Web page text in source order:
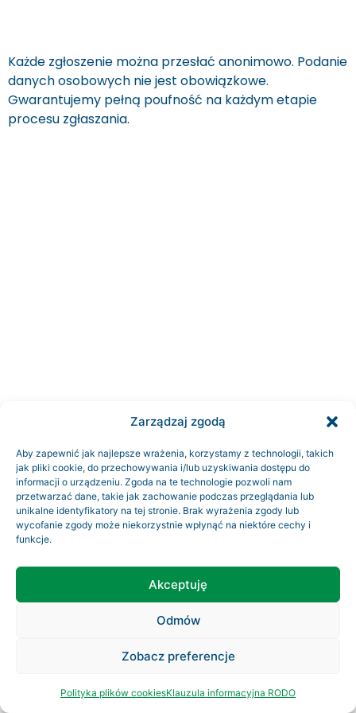
Zarządzaj zgodą
Aby zapewnić jak najlepsze wrażenia, korzystamy z technologii, takich
jak pliki cookie, do przechowywania i/lub uzyskiwania dostępu do
informacji o urządzeniu. Zgoda na te technologie pozwoli nam
przetwarzać dane, takie jak zachowanie podczas przeglądania lub
unikalne identyfikatory na tej stronie. Brak wyrażenia zgody lub
wycofanie zgody może niekorzystnie wpłynąć na niektóre cechy i
funkcje.
Akceptuję
Odmów
Zobacz preferencje
Polityka plików cookiesKlauzula informacyjna RODO
Każde zgłoszenie można przesłać anonimowo. Podanie
danych osobowych nie jest obowiązkowe.
Gwarantujemy pełną poufność na każdym etapie
procesu zgłaszania.